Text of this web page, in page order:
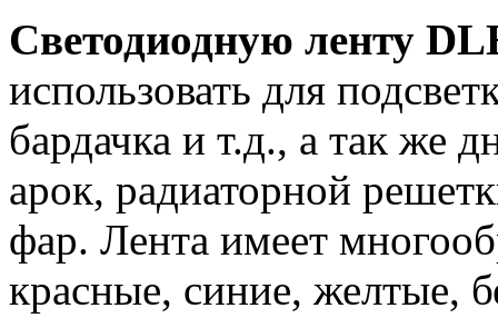
Светодиодную ленту
использовать для
бардачка и т.д., а так же
арок, радиаторной
фар. Лента имеет
красные, синие, желтые,